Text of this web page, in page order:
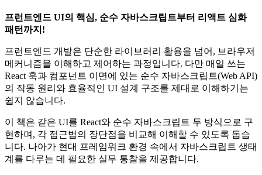
프런트엔드 UI의 핵심, 순수 자바스크립트부터 리액트 심화
패턴까지!
프런트엔드 개발은 단순한 라이브러리 활용을 넘어, 브라우저
메커니즘을 이해하고 제어하는 과정입니다. 다만 매일 쓰는
React 훅과 컴포넌트 이면에 있는 순수 자바스크립트(Web API)
의 작동 원리와 효율적인 UI 설계 구조를 제대로 이해하기는
쉽지 않습니다.
이 책은 같은 UI를 React와 순수 자바스크립트 두 방식으로 구
현하며, 각 접근법의 장단점을 비교해 이해할 수 있도록 돕습
니다. 나아가 현대 프레임워크 환경 속에서 자바스크립트 생태
계를 다루는 데 필요한 실무 통찰을 제공합니다.